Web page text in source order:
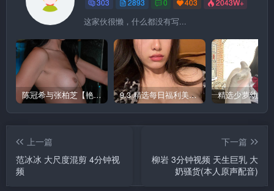
303 2893 0 403 2043W+
这家伙很懒，什么都没有写...
陈冠希与张柏芝【艳照门】图集 1 9.3 精选每日福利美图 极品
上一篇
范冰冰 大尺度混剪 4分钟视
频
下一篇
柳岩 3分钟视频 天生巨乳 大
奶骚货(本人原声配音)